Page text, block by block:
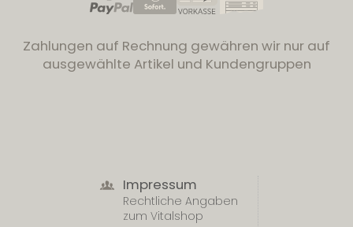
Zahlungen auf Rechnung gewähren wir nur auf
ausgewählte Artikel und Kundengruppen
Impressum
Rechtliche Angaben
zum Vitalshop